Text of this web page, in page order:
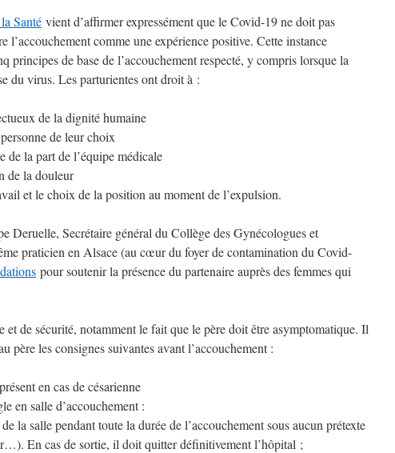
Santé vient d’affirmer expressément que le Covid-19 ne doit pas
l’accouchement comme une expérience positive. Cette instance
principes de base de l’accouchement respecté, y compris lorsque la
du virus. Les parturientes ont droit à :
de la dignité humaine
de leur choix
de la part de l’équipe médicale
de la douleur
et le choix de la position au moment de l’expulsion.
Deruelle, Secrétaire général du Collège des Gynécologues et
praticien en Alsace (au cœur du foyer de contamination du Covid-
pour soutenir la présence du partenaire auprès des femmes qui
et de sécurité, notamment le fait que le père doit être asymptomatique. Il
père les consignes suivantes avant l’accouchement :
en cas de césarienne
en salle d’accouchement :
la salle pendant toute la durée de l’accouchement sous aucun prétexte
En cas de sortie, il doit quitter définitivement l’hôpital ;